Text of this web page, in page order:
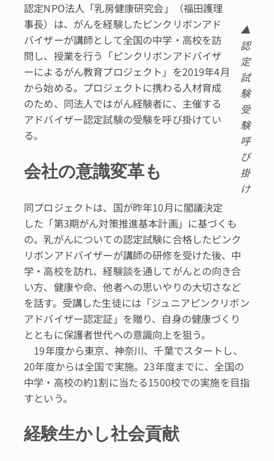
▲
認
定
試
験
受
験
呼
び
掛
け
認定NPO法人「乳房健康研究会」（福田護理
事長）は、がんを経験したピンクリボンアド
バイザーが講師として全国の中学・高校を訪
問し、授業を行う「ピンクリボンアドバイザ
ーによるがん教育プロジェクト」を2019年4月
から始める。プロジェクトに携わる人材育成
のため、同法人ではがん経験者に、主催する
アドバイザー認定試験の受験を呼び掛けてい
る。
会社の意識変革も
同プロジェクトは、国が昨年10月に閣議決定
した「第3期がん対策推進基本計画」に基づくも
の。乳がんについての認定試験に合格したピンク
リボンアドバイザーが講師の研修を受けた後、中
学・高校を訪れ、経験談を通してがんとの向き合
い方、健康や命、他者への思いやりの大切さなど
を話す。受講した生徒には「ジュニアピンクリボン
アドバイザー認定証」を贈り、自身の健康づくり
とともに保護者世代への意識向上を狙う。
19年度から東京、神奈川、千葉でスタートし、
20年度からは全国で実施。23年度までに、全国の
中学・高校の約1割に当たる1500校での実施を目指
すという。
経験生かし社会貢献